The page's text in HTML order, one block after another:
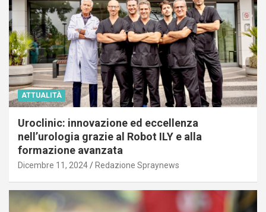
ATTUALITÀ
Uroclinic: innovazione ed eccellenza
nell’urologia grazie al Robot ILY e alla
formazione avanzata
Dicembre 11, 2024 Redazione Spraynews